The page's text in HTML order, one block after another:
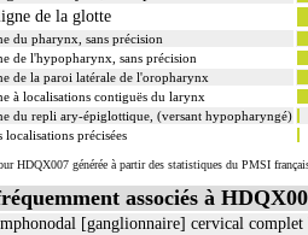
anatomiques ayant un rapport de continuité ou de
recoupes
[ganglions] lymphatiques ou groupes
à visée carcinologique, inclut :
de : examen anatomopathologique de lésion
:
peut être facturé que l'exérèse soit monobloc ou
la cavité de l'abdomen, par coelioscopie ou par
la cavité de l'abdomen, par abord direct incluent
de la glotte
du pharynx, sans précision
de l'hypopharynx, sans précision
de la paroi latérale de l'oropharynx
à localisations contiguës du larynx
du repli ary-épiglottique, (versant hypopharyngé)
localisations précisées
HDQX007 générée à partir des statistiques du PMSI
associés à
[ganglionnaire] cervical